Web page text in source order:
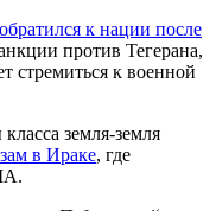
к нации после
против Тегерана,
стремиться к военной
земля-земля
в Ираке, где